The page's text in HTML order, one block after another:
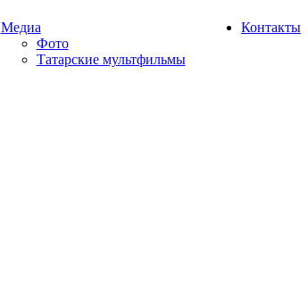
Медиа
Фото
Татарские мультфильмы
Контакты